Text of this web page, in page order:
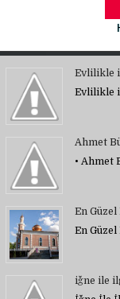
Evlilikle
Evlilikle
Ahmet
• Ahmet
En
En
iğne ile